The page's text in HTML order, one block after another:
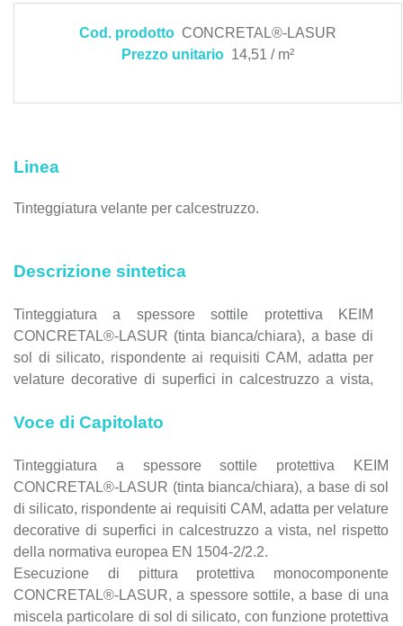
Cod. prodotto CONCRETAL®-LASUR
Prezzo unitario 14,51 / m²
Linea
Tinteggiatura velante per calcestruzzo.
Descrizione sintetica
Tinteggiatura a spessore sottile protettiva KEIM
CONCRETAL®-LASUR (tinta bianca/chiara), a base di
sol di silicato, rispondente ai requisiti CAM, adatta per
velature decorative di superfici in calcestruzzo a vista,
Voce di Capitolato
Tinteggiatura a spessore sottile protettiva KEIM
CONCRETAL®-LASUR (tinta bianca/chiara), a base di sol
di silicato, rispondente ai requisiti CAM, adatta per velature
decorative di superfici in calcestruzzo a vista, nel rispetto
della normativa europea EN 1504-2/2.2.
Esecuzione di pittura protettiva monocomponente
CONCRETAL®-LASUR, a spessore sottile, a base di una
miscela particolare di sol di silicato, con funzione protettiva